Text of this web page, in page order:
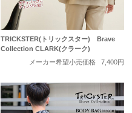
TRICKSTER(トリックスター) Brave
Collection CLARK(クラーク)
メーカー希望小売価格
7,400円